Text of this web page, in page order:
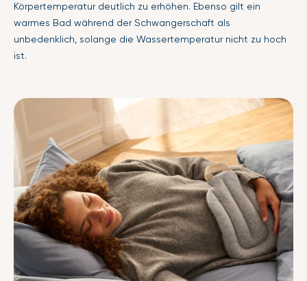
Körpertemperatur deutlich zu erhöhen. Ebenso gilt ein
warmes Bad während der Schwangerschaft als
unbedenklich, solange die Wassertemperatur nicht zu hoch
ist.